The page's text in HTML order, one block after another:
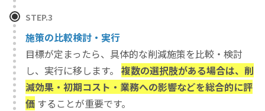
STEP.3
施策の比較検討・実行
目標が定まったら、具体的な削減施策を比較・検討
し、実行に移します。 複数の選択肢がある場合は、削
減効果・初期コスト・業務への影響などを総合的に評
価 することが重要です。